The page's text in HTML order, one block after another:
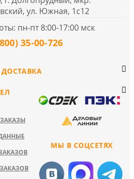
ул. Южная, 1с12
пн-пт 8:00-17:00 мск
35-00-726
ДОСТАВКА
МЫ В СОЦСЕТЯХ